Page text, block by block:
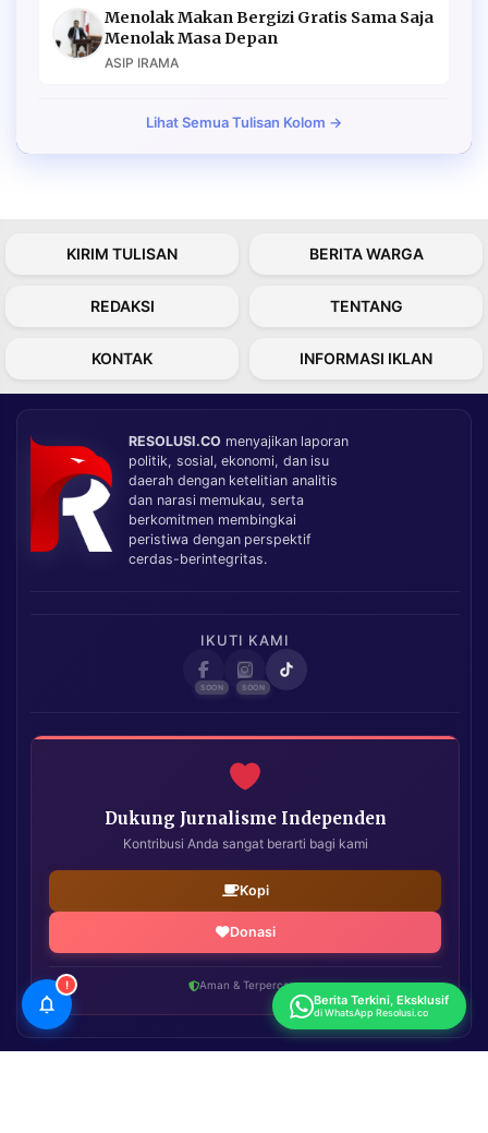
Menolak Makan Bergizi Gratis Sama Saja
Menolak Masa Depan
ASIP IRAMA
Lihat Semua Tulisan Kolom →
KIRIM TULISAN BERITA WARGA
REDAKSI TENTANG
KONTAK INFORMASI IKLAN
RESOLUSI.CO menyajikan laporan
politik, sosial, ekonomi, dan isu
daerah dengan ketelitian analitis
dan narasi memukau, serta
berkomitmen membingkai
peristiwa dengan perspektif
cerdas-berintegritas.
IKUTI KAMI
Dukung Jurnalisme Independen
Kontribusi Anda sangat berarti bagi kami
Kopi
Donasi
Aman & Terpercaya
!
Berita Terkini, Eksklusif
di WhatsApp Resolusi.co